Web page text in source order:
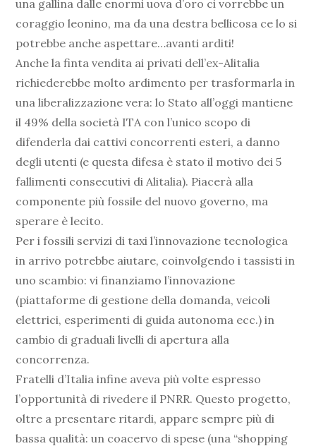
una gallina dalle enormi uova d’oro ci vorrebbe un
coraggio leonino, ma da una destra bellicosa ce lo si
potrebbe anche aspettare…avanti arditi!
Anche la finta vendita ai privati dell’ex-Alitalia
richiederebbe molto ardimento per trasformarla in
una liberalizzazione vera: lo Stato all’oggi mantiene
il 49% della società ITA con l’unico scopo di
difenderla dai cattivi concorrenti esteri, a danno
degli utenti (e questa difesa è stato il motivo dei 5
fallimenti consecutivi di Alitalia). Piacerà alla
componente più fossile del nuovo governo, ma
sperare è lecito.
Per i fossili servizi di taxi l’innovazione tecnologica
in arrivo potrebbe aiutare, coinvolgendo i tassisti in
uno scambio: vi finanziamo l’innovazione
(piattaforme di gestione della domanda, veicoli
elettrici, esperimenti di guida autonoma ecc.) in
cambio di graduali livelli di apertura alla
concorrenza.
Fratelli d’Italia infine aveva più volte espresso
l’opportunità di rivedere il PNRR. Questo progetto,
oltre a presentare ritardi, appare sempre più di
bassa qualità: un coacervo di spese (una “shopping